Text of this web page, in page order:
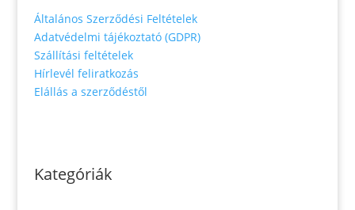
Általános Szerződési Feltételek
Adatvédelmi tájékoztató (GDPR)
Szállítási feltételek
Hírlevél feliratkozás
Elállás a szerződéstől
Kategóriák